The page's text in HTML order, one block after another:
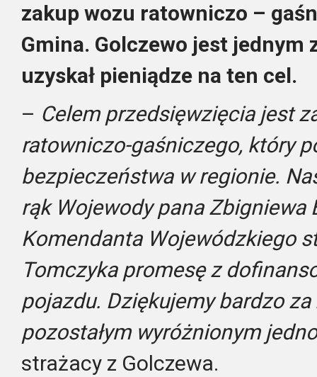
zakup wozu ratowniczo –
Gmina. Golczewo jest jednym
uzyskał pieniądze na ten cel.
– Celem przedsięwzięcia jest
ratowniczo-gaśniczego, który
bezpieczeństwa w regionie.
rąk Wojewody pana Zbigniewa
Komendanta Wojewódzkiego
Tomczyka promesę z
pojazdu. Dziękujemy bardzo
pozostałym wyróżnionym
strażacy z Golczewa.